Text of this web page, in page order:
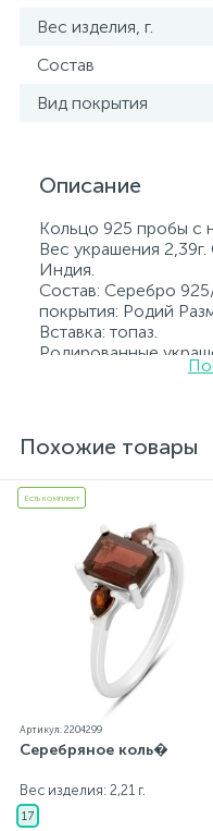
Вес изделия, г.
Состав
Вид покрытия
Описание
Кольцо 925 пробы с
Вес украшения
Индия.
Состав: Серебро
покрытия: Родий
Вставка: топаз.
Родированные
свое
государственной
каждому
бирка с указанием
изделий на сайте
от реальных из-за
экрана
Похожие товары
Есть комплект
Артикул: 2204299
Серебряное коль�
Вес изделия: 2,21 г.
17